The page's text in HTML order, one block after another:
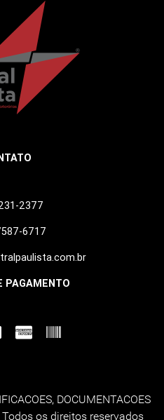
2377
6717
PAGAMENTO
DOCUMENTACOES
Todos os direitos reservados